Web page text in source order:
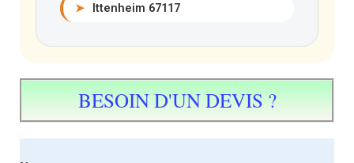
➤ Ittenheim 67117
BESOIN D'UN DEVIS ?